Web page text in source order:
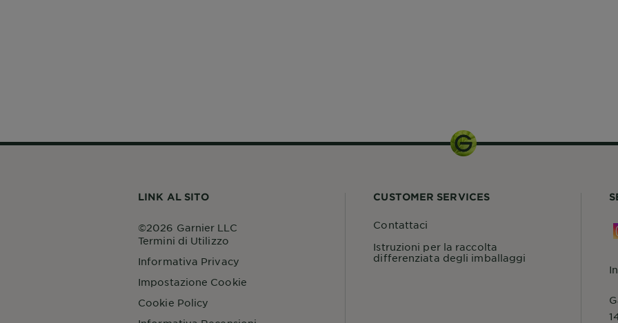
LINK AL SITO
Termini di Utilizzo
Informativa Privacy
Impostazione Cookie
Cookie Policy
©2026 Garnier LLC
CUSTOMER SERVICES
Contattaci
Istruzioni per la raccolta
differenziata degli imballaggi